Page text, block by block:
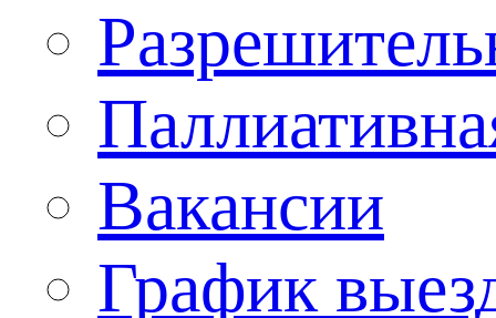
Вакансии
График